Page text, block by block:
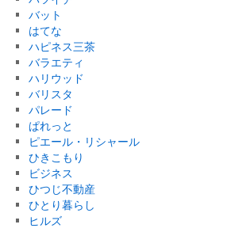
バット
はてな
ハピネス三茶
バラエティ
ハリウッド
バリスタ
パレード
ぱれっと
ピエール・リシャール
ひきこもり
ビジネス
ひつじ不動産
ひとり暮らし
ヒルズ